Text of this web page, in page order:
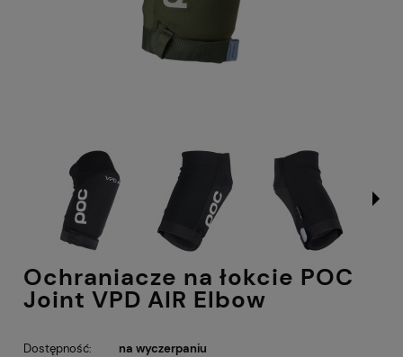
Ochraniacze na łokcie POC
Joint VPD AIR Elbow
Dostępność:
na wyczerpaniu